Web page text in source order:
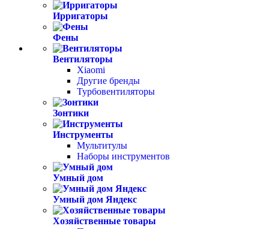
Ирригаторы
Фены
Вентиляторы
Xiaomi
Другие бренды
Турбовентиляторы
Зонтики
Инструменты
Мультитулы
Наборы инструментов
Умный дом
Умный дом Яндекс
Хозяйственные товары